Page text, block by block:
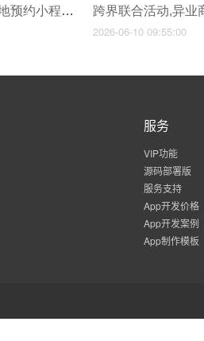
临时门禁通行,场地预约小程序联动门禁设备
2026-06-10 09:55:00
服务
VIP功能
源码部署版
服务支持
App开发价格
App开发案例
App制作模板